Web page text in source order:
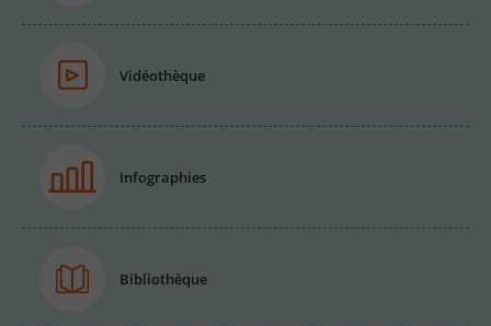
Vidéothèque
Infographies
Bibliothèque